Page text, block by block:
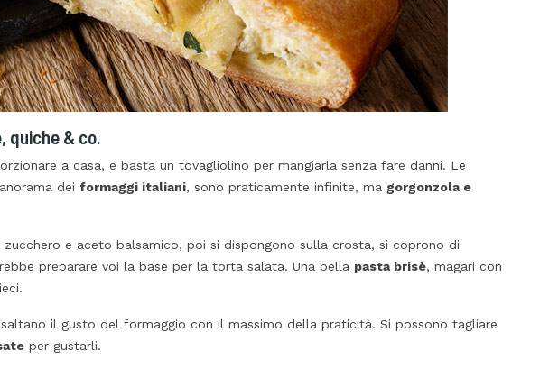
quiche & co.
a casa, e basta un tovagliolino per mangiarla senza fare danni. Le
dei formaggi italiani, sono praticamente infinite, ma gorgonzola e
e aceto balsamico, poi si dispongono sulla crosta, si coprono di
preparare voi la base per la torta salata. Una bella pasta brisè, magari con
il gusto del formaggio con il massimo della praticità. Si possono tagliare
per gustarli.